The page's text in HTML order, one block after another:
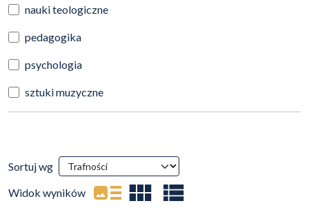
nauki teologiczne
pedagogika
psychologia
sztuki muzyczne
Wyniki wyszukiwania
Sortuj wg
(automatyczne przeładowanie treści)
Widok wyników